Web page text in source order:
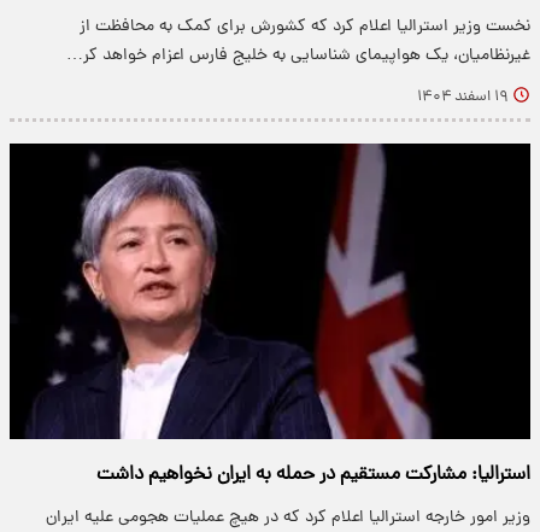
نخست وزیر استرالیا اعلام کرد که کشورش برای کمک به محافظت از
غیرنظامیان، یک هواپیمای شناسایی به خلیج فارس اعزام خواهد کر…
۱۹ اسفند ۱۴۰۴
استرالیا: مشارکت مستقیم در حمله به ایران نخواهیم داشت
وزیر امور خارجه استرالیا اعلام کرد که در هیچ عملیات هجومی علیه ایران